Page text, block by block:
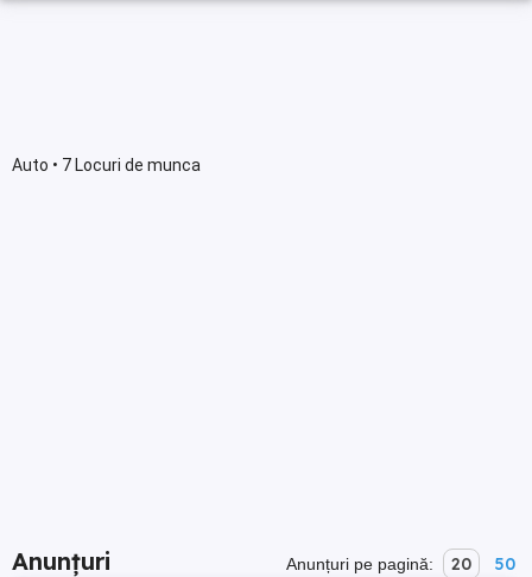
Auto • 7 Locuri de munca
Anunțuri Anunțuri pe pagină: 20 50